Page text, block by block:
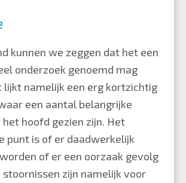
kunnen we zeggen dat het een
onderzoek genoemd mag
lijkt namelijk een erg kortzichtig
een aantal belangrijke
hoofd gezien zijn. Het
punt is of er daadwerkelijk
of er een oorzaak gevolg
stoornissen zijn namelijk voor